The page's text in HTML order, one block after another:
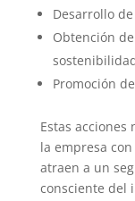
Desarrollo
Obtención
Promoción
Estas
la empresa
atraen a un
consciente del